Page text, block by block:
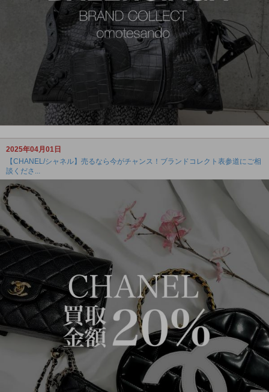
2025年04月01日
【CHANEL/シャネル】売るなら今がチャンス！ブランドコレクト表参道にご相
談くださ...